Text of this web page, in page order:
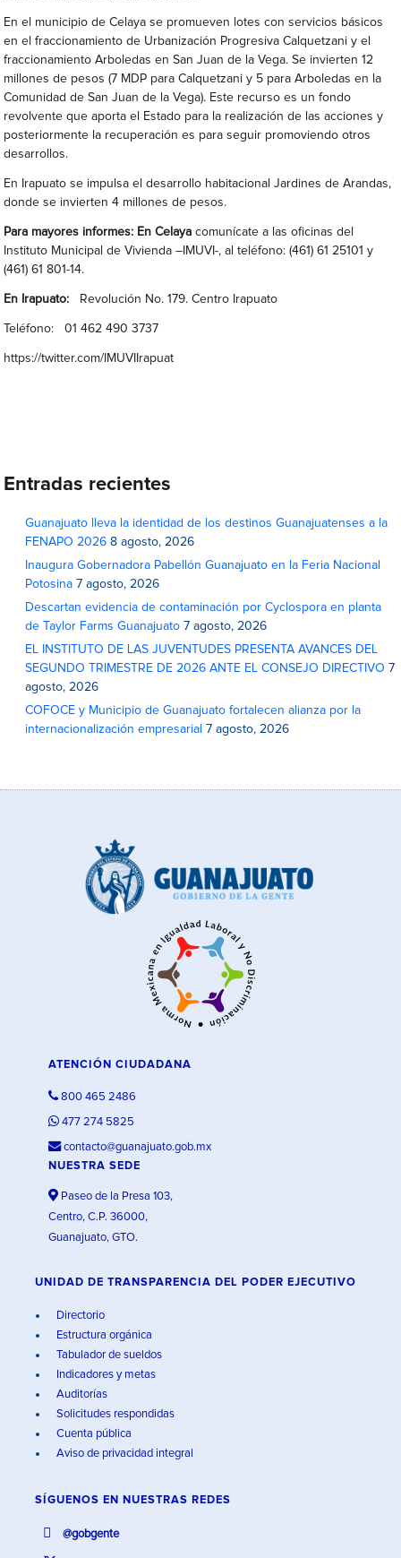
En el municipio de Celaya se promueven lotes con servicios básicos
en el fraccionamiento de Urbanización Progresiva Calquetzani y el
fraccionamiento Arboledas en San Juan de la Vega. Se invierten 12
millones de pesos (7 MDP para Calquetzani y 5 para Arboledas en la
Comunidad de San Juan de la Vega). Este recurso es un fondo
revolvente que aporta el Estado para la realización de las acciones y
posteriormente la recuperación es para seguir promoviendo otros
desarrollos.
En Irapuato se impulsa el desarrollo habitacional Jardines de Arandas,
donde se invierten 4 millones de pesos.
Para mayores informes: En Celaya comunícate a las oficinas del
Instituto Municipal de Vivienda –IMUVI-, al teléfono: (461) 61 25101 y
(461) 61 801-14.
En Irapuato: Revolución No. 179. Centro Irapuato
Teléfono: 01 462 490 3737
https://twitter.com/IMUVIIrapuat
Entradas recientes
Guanajuato lleva la identidad de los destinos Guanajuatenses a la
FENAPO 2026 8 agosto, 2026
Inaugura Gobernadora Pabellón Guanajuato en la Feria Nacional
Potosina 7 agosto, 2026
Descartan evidencia de contaminación por Cyclospora en planta
de Taylor Farms Guanajuato 7 agosto, 2026
EL INSTITUTO DE LAS JUVENTUDES PRESENTA AVANCES DEL
SEGUNDO TRIMESTRE DE 2026 ANTE EL CONSEJO DIRECTIVO 7
agosto, 2026
COFOCE y Municipio de Guanajuato fortalecen alianza por la
internacionalización empresarial 7 agosto, 2026
ATENCIÓN CIUDADANA
800 465 2486
477 274 5825
contacto@guanajuato.gob.mx
NUESTRA SEDE
Paseo de la Presa 103,
Centro, C.P. 36000,
Guanajuato, GTO.
UNIDAD DE TRANSPARENCIA DEL PODER EJECUTIVO
Directorio
Estructura orgánica
Tabulador de sueldos
Indicadores y metas
Auditorías
Solicitudes respondidas
Cuenta pública
Aviso de privacidad integral
SÍGUENOS EN NUESTRAS REDES
@gobgente